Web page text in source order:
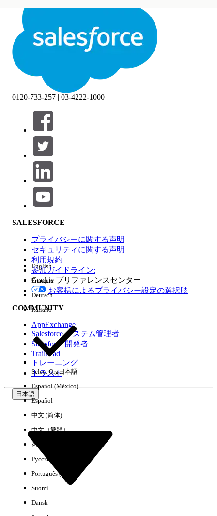
閉じる 閉じる
絞り込み条件 (0)
絞り込み条件を選択
製品エリア
機能の影響
エディション
環境
0120-733-257 | 03-4222-1000
SALESFORCE
プライバシーに関する声明
セキュリティに関する声明
利用規約
参加ガイドライン:
Cookie プリファレンスセンター
お客様によるプライバシー設定の選択肢
COMMUNITY
AppExchange
Salesforce システム管理者
Salesforce 開発者
Trailhead
トレーニング
トラスト
日本語
English
Français
Deutsch
Italiano
Select Org日本語
Español (México)
Español
中文 (简体)
中文（繁體）
한국어
Русский
Português (Brasil)
Suomi
Dansk